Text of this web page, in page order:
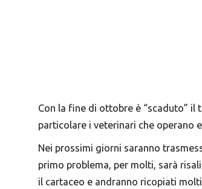
Con la fine di ottobre è “scaduto” il
particolare i veterinari che operano
Nei prossimi giorni saranno
primo problema, per molti, sarà
il cartaceo e andranno ricopiati